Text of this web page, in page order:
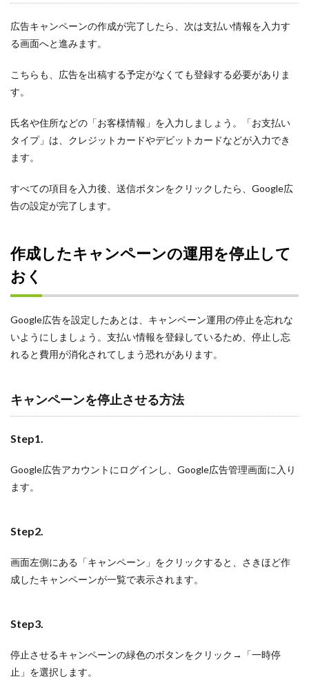
広告キャンペーンの作成が完了したら、次は支払い情報を入力す
る画面へと進みます。
こちらも、広告を出稿する予定がなくても登録する必要がありま
す。
氏名や住所などの「お客様情報」を入力しましょう。「お支払い
タイプ」は、クレジットカードやデビットカードなどが入力でき
ます。
すべての項目を入力後、送信ボタンをクリックしたら、Google広
告の設定が完了します。
作成したキャンペーンの運用を停止して
おく
Google広告を設定したあとは、キャンペーン運用の停止を忘れな
いようにしましょう。支払い情報を登録しているため、停止し忘
れると費用が消化されてしまう恐れがあります。
キャンペーンを停止させる方法
Step1.
Google広告アカウントにログインし、Google広告管理画面に入り
ます。
Step2.
画面左側にある「キャンペーン」をクリックすると、さきほど作
成したキャンペーンが一覧で表示されます。
Step3.
停止させるキャンペーンの緑色のボタンをクリック→「一時停
止」を選択します。